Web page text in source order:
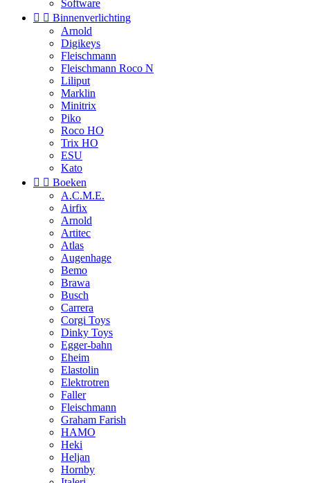
Software
  Binnenverlichting
Arnold
Digikeys
Fleischmann
Fleischmann Roco N
Liliput
Marklin
Minitrix
Piko
Roco HO
Trix HO
ESU
Kato
  Boeken
A.C.M.E.
Airfix
Arnold
Artitec
Atlas
Augenhage
Bemo
Brawa
Busch
Carrera
Corgi Toys
Dinky Toys
Egger-bahn
Eheim
Elastolin
Elektrotren
Faller
Fleischmann
Graham Farish
HAMO
Heki
Heljan
Hornby